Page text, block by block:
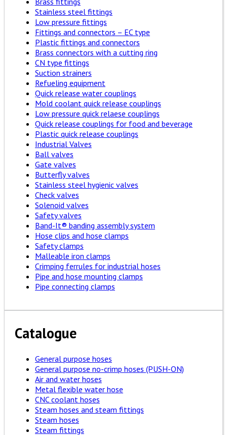
Stainless steel fittings
Low pressure fittings
Fittings and connectors – EC type
Plastic fittings and connectors
Brass connectors with a cutting ring
CN type fittings
Suction strainers
Refueling equipment
Quick release water couplings
Mold coolant quick release couplings
Low pressure quick relaese couplings
Quick release couplings for food and beverage
Plastic quick release couplings
Industrial Valves
Ball valves
Gate valves
Butterfly valves
Stainless steel hygienic valves
Check valves
Solenoid valves
Safety valves
Band-It® banding assembly system
Hose clips and hose clamps
Safety clamps
Malleable iron clamps
Crimping ferrules for industrial hoses
Pipe and hose mounting clamps
Pipe connecting clamps
Catalogue
General purpose hoses
General purpose no-crimp hoses (PUSH-ON)
Air and water hoses
Metal flexible water hose
CNC coolant hoses
Steam hoses and steam fittings
Steam hoses
Steam fittings